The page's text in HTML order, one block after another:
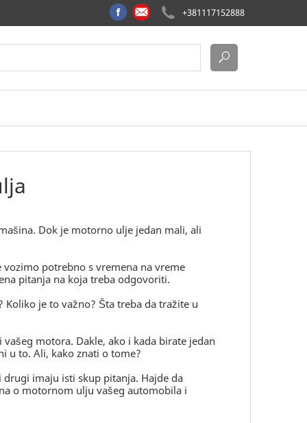
+381117152888
Dok je motorno ulje jedan mali, ali
potrebno s vremena na vreme
pitanja na koja treba odgovoriti.
je to važno? Šta treba da tražite u
motora. Dakle, ako i kada birate jedan
u to. Ali, kako znati o tome?
imaju isti skup pitanja. Hajde da
o motornom ulju vašeg automobila i